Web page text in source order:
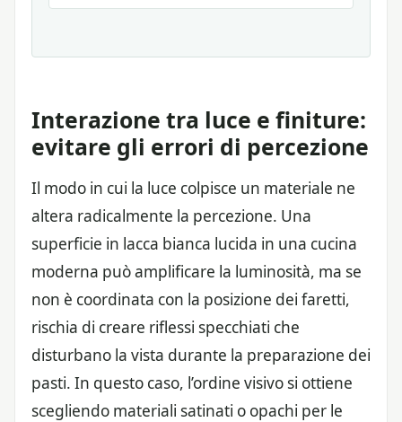
Interazione tra luce e finiture:
evitare gli errori di percezione
Il modo in cui la luce colpisce un materiale ne
altera radicalmente la percezione. Una
superficie in lacca bianca lucida in una cucina
moderna può amplificare la luminosità, ma se
non è coordinata con la posizione dei faretti,
rischia di creare riflessi specchiati che
disturbano la vista durante la preparazione dei
pasti. In questo caso, l’ordine visivo si ottiene
scegliendo materiali satinati o opachi per le